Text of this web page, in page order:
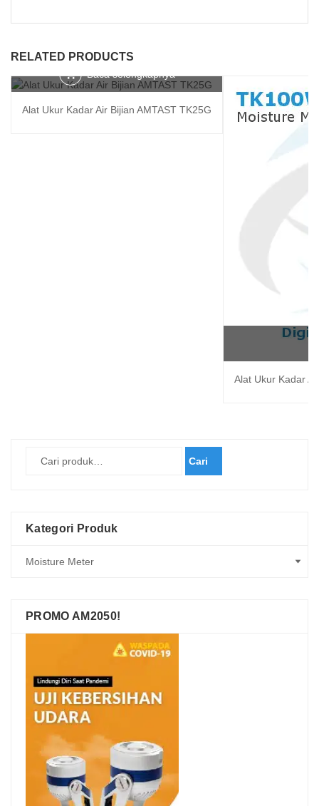
RELATED PRODUCTS
Baca selengkapnya
Alat Ukur Kadar Air Bijian AMTAST TK25G
Alat Ukur Kadar
Cari
Kategori Produk
PROMO AM2050!